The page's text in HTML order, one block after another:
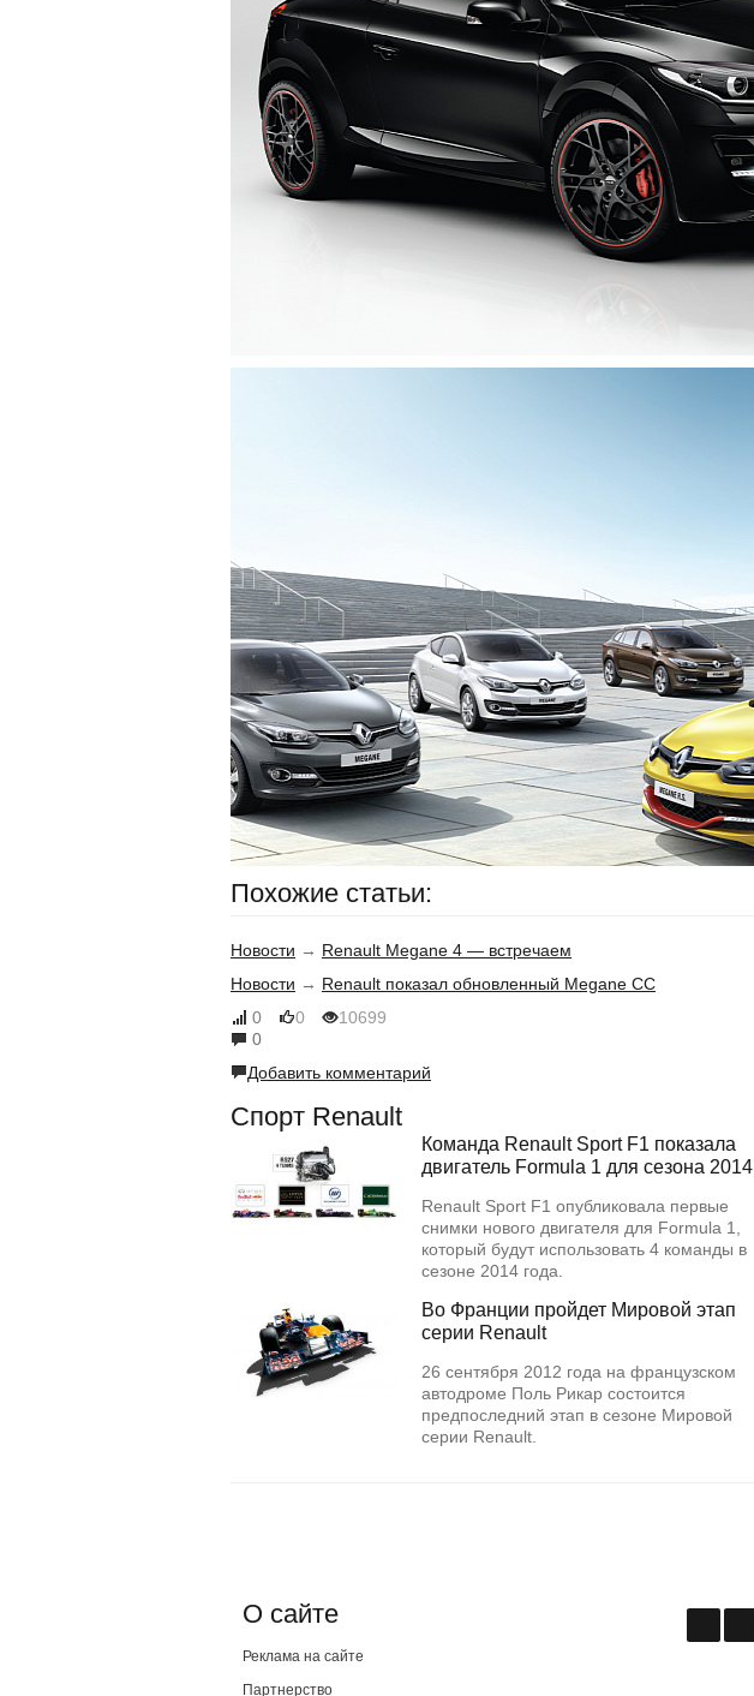
Похожие статьи:
Новости → Renault Megane 4 — встречаем
Новости → Renault показал обновленный Megane CC
0
0
10699
0
Добавить комментарий
Спорт Renault
Команда Renault Sport F1 показала
двигатель Formula 1 для сезона 2014
Renault Sport F1 опубликовала первые
снимки нового двигателя для Formula 1,
который будут использовать 4 команды в
сезоне 2014 года.
Во Франции пройдет Мировой этап
серии Renault
26 сентября 2012 года на французском
автодроме Поль Рикар состоится
предпоследний этап в сезоне Мировой
серии Renault.
О сайте
Реклама на сайте
Партнерство